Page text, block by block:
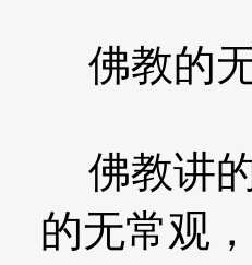
佛教的
佛教讲的
的无常观